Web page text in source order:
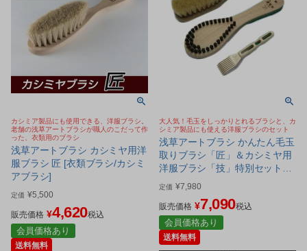
カシミア製品にも使用できる、洋服ブラシ。
老舗の浅草アートブラシが職人のこだって作
った、衣類用のブラシ
浅草アートブラシ カシミヤ用洋
服ブラシ 匠 [衣類ブラシ/カシミ
アブラシ]
定価 ¥5,500
販売価格 ¥4,620税込
会員価格あり
送料無料
大人気！毛玉をしっかりとれるブラシと、カ
シミア製品にも使える洋服ブラシのセット
浅草アートブラシ かんたん毛玉
取りブラシ「匠」＆カシミヤ用
洋服ブラシ「技」特別セット
[洋服ブラシ/衣類ブラシ]
定価 ¥7,980
販売価格 ¥7,090税込
会員価格あり
送料無料